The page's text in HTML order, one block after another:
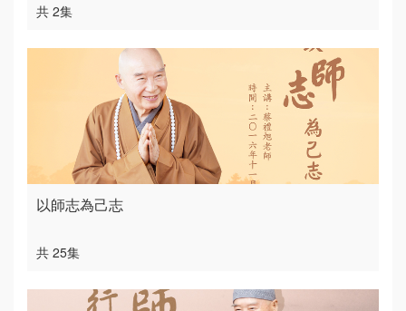
共 2集
以師志為己志
共 25集